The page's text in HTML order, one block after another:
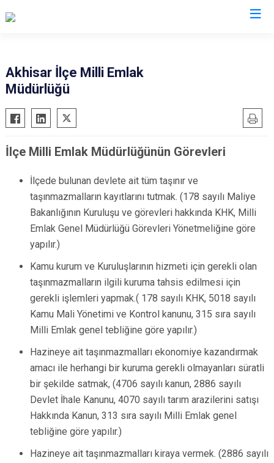
Ahmetli
Akhisar
Demirci
Gördes
Kırkağaç
Köprübaşı
Selendi
Turgutlu
Şehzadeler
Yunusemre
Akhisar İlçe Milli Emlak
Müdürlüğü
İlçe Milli Emlak Müdürlüğünün Görevleri
İlçede bulunan devlete ait tüm taşınır ve
taşınmazmalların kayıtlarını tutmak. (178 sayılı Maliye
Bakanlığının Kuruluşu ve görevleri hakkında KHK, Milli
Emlak Genel Müdürlüğü Görevleri Yönetmeliğine göre
yapılır.)
Kamu kurum ve Kuruluşlarının hizmeti için gerekli olan
taşınmazmalların ilgili kuruma tahsis edilmesi için
gerekli işlemleri yapmak.( 178 sayılı KHK, 5018 sayılı
Kamu Mali Yönetimi ve Kontrol kanunu, 315 sıra sayılı
Milli Emlak genel tebliğine göre yapılır.)
Hazineye ait taşınmazmalları ekonomiye kazandırmak
amacı ile herhangi bir kuruma gerekli olmayanları süratli
bir şekilde satmak, (4706 sayılı kanun, 2886 sayılı
Devlet İhale Kanunu, 4070 sayılı tarım arazilerini satışı
Hakkında Kanun, 313 sıra sayılı Milli Emlak genel
tebliğine göre yapılır.)
Hazineye ait taşınmazmalları kiraya vermek. (2886 sayılı